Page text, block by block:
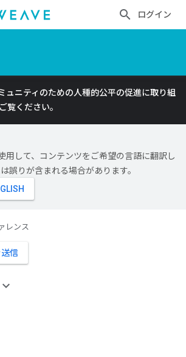
ログイン
ュニティのための人種的公平の促進に取り組
覧ください。
用して、コンテンツをご希望の言語に翻訳し
誤りが含まれる場合があります。
レンス
信